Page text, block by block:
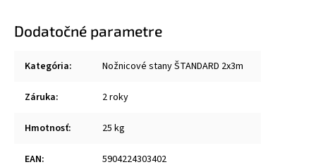
Dodatočné parametre
Kategória: Nožnicové stany ŠTANDARD 2x3m
Záruka: 2 roky
Hmotnosť: 25 kg
EAN: 5904224303402